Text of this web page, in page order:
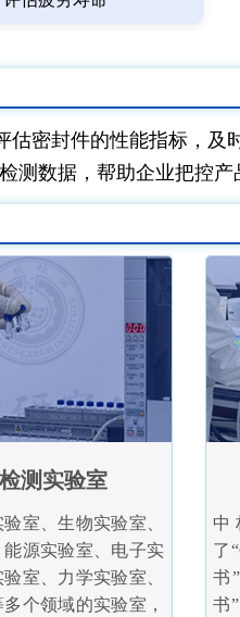
密封件的性能指标，及
数据，帮助企业把控产
测实验室
室、生物实验室、
源实验室、电子实
室、力学实验室、
个领域的实验室，
中
了
书
书